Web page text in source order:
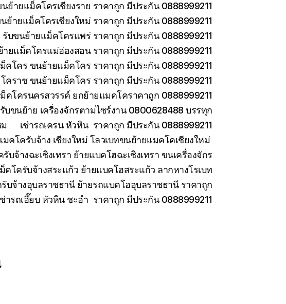
ย้ายแม็คโครเชียงราย ราคาถูก มีประกัน 0888999211
ย้ายแม็คโครเชียงใหม่ ราคาถูก มีประกัน 0888999211
รับขนย้ายแม็คโครแพร่ ราคาถูก มีประกัน 0888999211
ายแม็คโครแม่ฮ่องสอน ราคาถูก มีประกัน 0888999211
คโคร ขนย้ายแม็คโคร ราคาถูก มีประกัน 0888999211
คราช ขนย้ายแม็คโคร ราคาถูก มีประกัน 0888999211
คโครนครสวรรค์ ยกย้ายแมคโคราคาถูก 0888999211
บขนย้าย เครื่องจักรตามไซร์งาน 0800628488 บรรทุก
เช่ารถเครน หัวหิน ราคาถูก มีประกัน 0888999211
มคโครับจ้าง เชียงใหม่ โลวเบทขนย้ายแมคโคเชียงใหม่
บจ้างฉะเชิงเทรา ย้ายแบคโฮฉะเชิงเทรา ขนเครื่องจักร
คโครับจ้างสระแก้ว ย้ายแบคโฮสระแก้ว ลากหางโรเบท
บจ้างอุบลราชธานี ย้ายรถแบคโฮอุบลราชธานี ราคาถูก
ช่ารถเฮี๊ยบ หัวหิน ชะอำ ราคาถูก มีประกัน 0888999211